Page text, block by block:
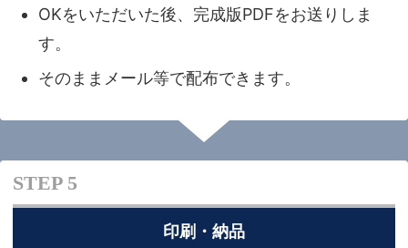
OKをいただいた後、完成版PDFをお送りしま
す。
そのままメール等で配布できます。
STEP 5
印刷・納品